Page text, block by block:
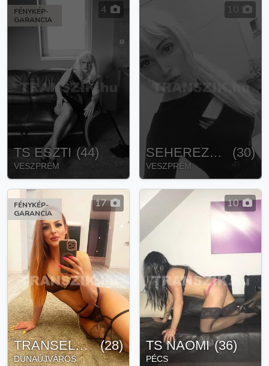
FÉNYKÉP-
GARANCIA
4
TS ESZTI (44)
VESZPRÉM
10
SEHEREZADE (30)
VESZPRÉM
FÉNYKÉP-
GARANCIA
17
TRANSELECTRA (28)
DUNAÚJVÁROS
10
TS NAOMI (36)
PÉCS